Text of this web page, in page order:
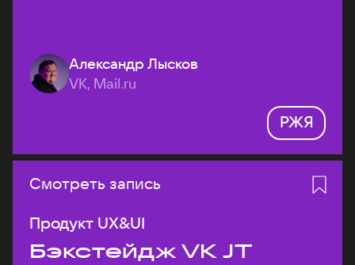
Александр Лысков
VK, Mail.ru
РЖЯ
Смотреть запись
Продукт UX&UI
Бэкстейдж VK JT